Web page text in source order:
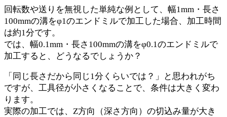
回転数や送りを無視した単純な例として、幅1mm・長さ
100mmの溝をφ1のエンドミルで加工した場合、加工時間
は約1分です。
では、幅0.1mm・長さ100mmの溝をφ0.1のエンドミルで
加工すると、どうなるでしょうか？
「同じ長さだから同じ1分くらいでは？」と思われがち
ですが、工具径が小さくなることで、条件は大きく変わ
ります。
実際の加工では、Z方向（深さ方向）の切込み量が大き